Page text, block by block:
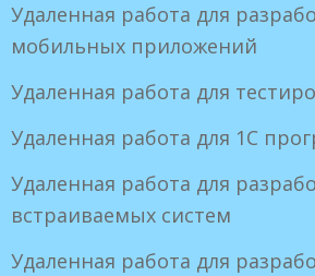
Удаленная работа для
мобильных приложений
Удаленная работа для
Удаленная работа для 1С
Удаленная работа для
встраиваемых систем
Удаленная работа для